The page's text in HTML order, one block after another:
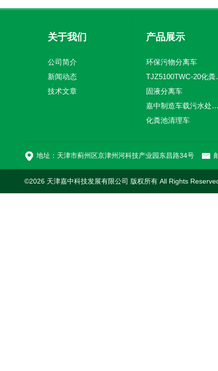
关于我们
公司简介
新闻动态
技术文章
产品展示
环保污物分离车
固液分离车
嘉中制造车载污水处理设备-环
化粪池清理车
地址：天津市蓟州区京津州河科技产业园东昌路34号
©2026 天津嘉中科技发展有限公司 版权所有 All Rights